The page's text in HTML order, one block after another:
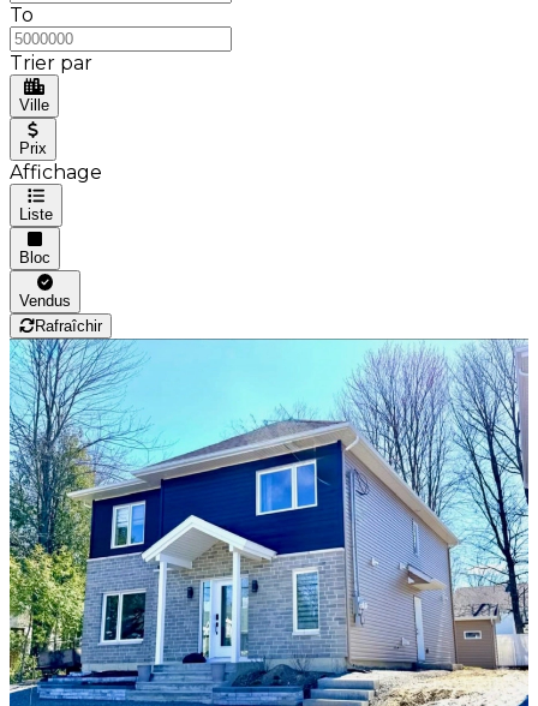
To
Trier par
Ville
Prix
Affichage
Liste
Bloc
Vendus
Rafraîchir